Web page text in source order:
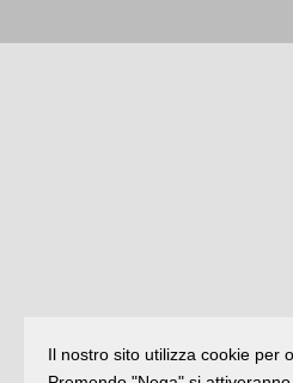
Il nostro sito utilizza cookie per